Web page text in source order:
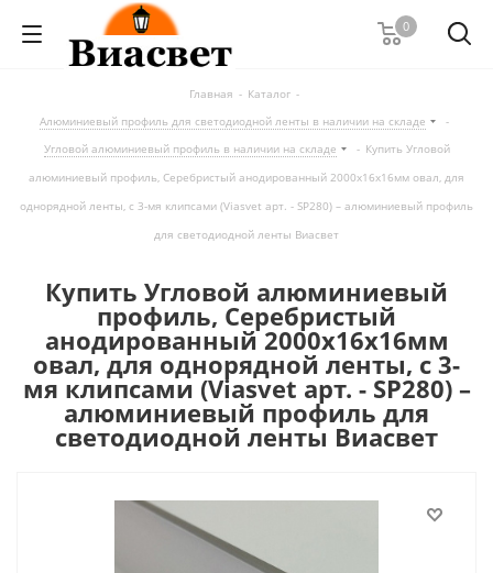
0
Главная - Каталог -
Алюминиевый профиль для светодиодной ленты в наличии на складе
-
Угловой алюминиевый профиль в наличии на складе
- Купить Угловой
алюминиевый профиль, Серебристый анодированный 2000х16х16мм овал, для
однорядной ленты, с 3-мя клипсами (Viasvet арт. - SP280) – алюминиевый профиль
для светодиодной ленты Виасвет
Купить Угловой алюминиевый
профиль, Серебристый
анодированный 2000х16х16мм
овал, для однорядной ленты, с 3-
мя клипсами (Viasvet арт. - SP280) –
алюминиевый профиль для
светодиодной ленты Виасвет